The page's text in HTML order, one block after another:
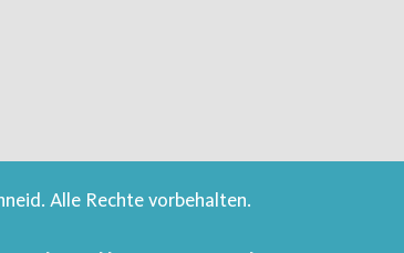
Alle Rechte vorbehalten.